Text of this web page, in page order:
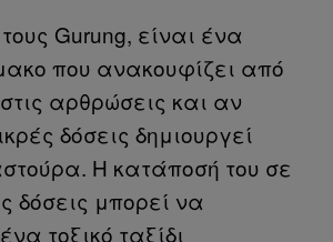
Gurung, είναι ένα
που ανακουφίζει από
αρθρώσεις και αν
δόσεις δημιουργεί
Η κατάποσή του σε
δόσεις μπορεί να
τοξικό ταξίδι